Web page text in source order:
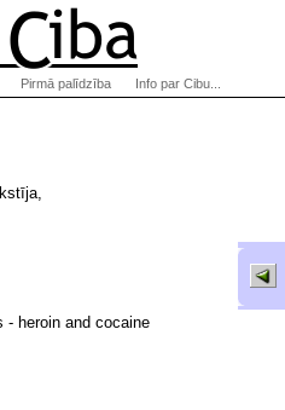
- heroin and cocaine
Pirmā palīdzība Info par Cibu...